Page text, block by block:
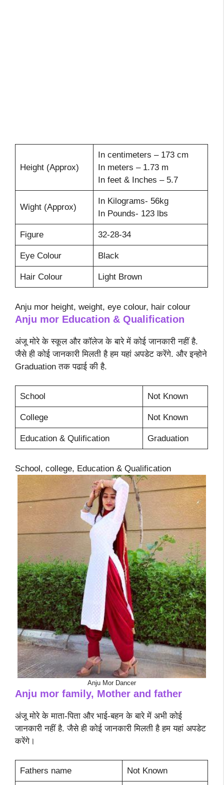
Height (Approx)
In centimeters – 173 cm
In meters – 1.73 m
In feet & Inches – 5.7
Wight (Approx)
In Kilograms- 56kg
In Pounds- 123 lbs
Figure 32-28-34
Eye Colour Black
Hair Colour Light Brown
Anju mor height, weight, eye colour, hair colour
Anju mor Education & Qualification
अंजू मोरे के स्कूल और कॉलेज के बारे में कोई जानकारी नहीं है.
जैसे ही कोई जानकारी मिलती है हम यहां अपडेट करेंगे. और इन्होने
Graduation तक पढाई की है.
School Not Known
College Not Known
Education & Qulification Graduation
School, college, Education & Qualification
Anju Mor Dancer
Anju mor family, Mother and father
अंजू मोरे के माता-पिता और भाई-बहन के बारे में अभी कोई
जानकारी नहीं है. जैसे ही कोई जानकारी मिलती है हम यहां अपडेट
करेंगे।
Fathers name Not Known